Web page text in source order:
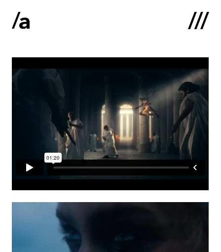
:
Sākums
Par mums
Kontakti
Portfolio